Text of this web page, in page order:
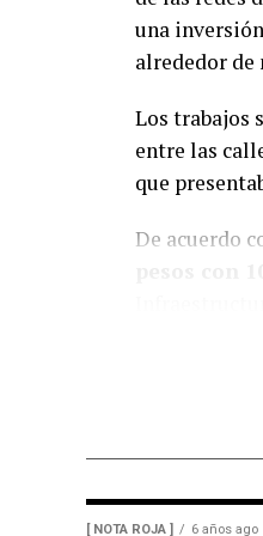
una
alrededor de
Los trabajos
entre las
que
De acuerdo
Además
[ NOTA ROJA ] 6 años ago